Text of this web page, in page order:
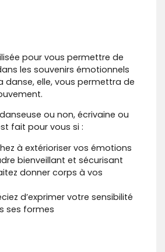
pour vous permettre de
les souvenirs émotionnels
danse, elle, vous permettra de
ou non, écrivaine ou
fait pour vous si :
à extérioriser vos émotions
bienveillant et sécurisant
donner corps à vos
d’exprimer votre sensibilité
ses formes